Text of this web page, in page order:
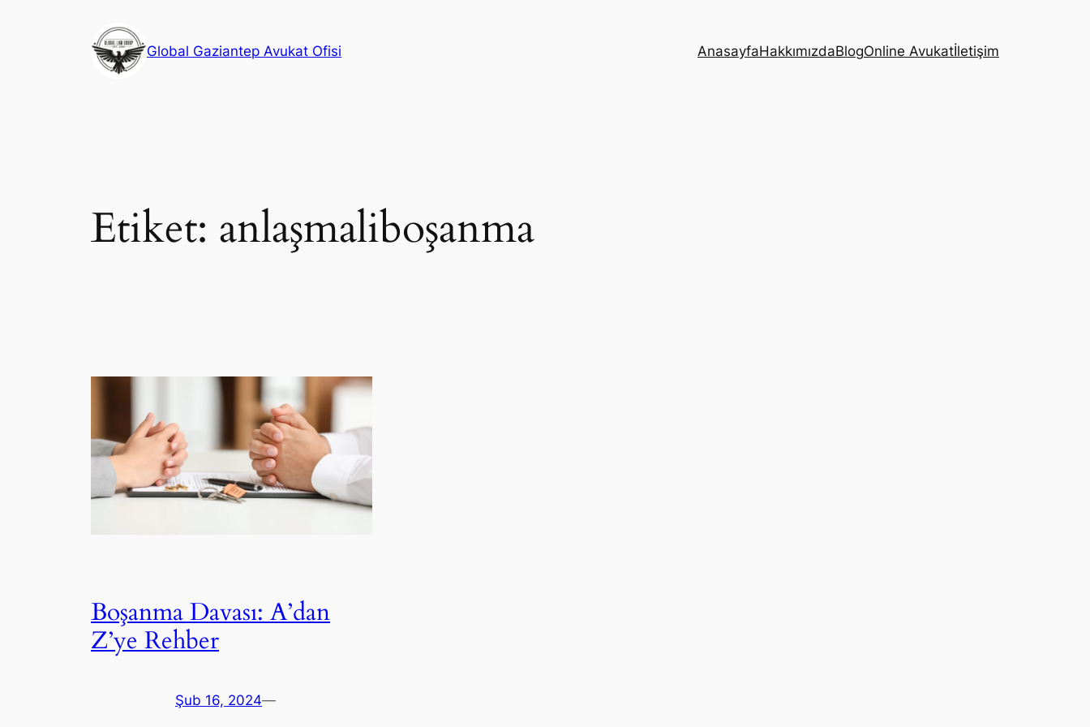
Global Gaziantep Avukat Ofisi
AnasayfaHakkımızdaBlogOnline Avukatİletişim
Etiket: anlaşmaliboşanma
Boşanma Davası: A’dan
Z’ye Rehber
Şub 16, 2024—